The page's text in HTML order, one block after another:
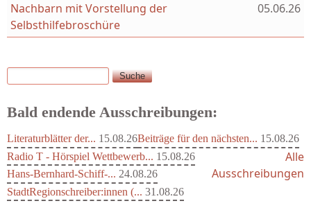
Nachbarn mit Vorstellung der
Selbsthilfebroschüre
05.06.26
Suchformular
Suche
Bald endende Ausschreibungen:
Literaturblätter der... 15.08.26Beiträge für den nächsten... 15.08.26
Radio T - Hörspiel Wettbewerb... 15.08.26
Hans-Bernhard-Schiff-... 24.08.26
StadtRegionschreiber:innen (... 31.08.26
Alle
Ausschreibungen